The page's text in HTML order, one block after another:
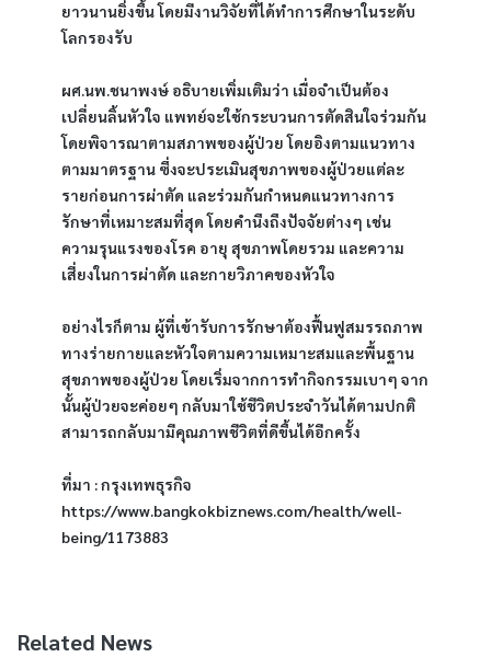
ยาวนานยิ่งขึ้น โดยมีงานวิจัยที่ได้ทำการศึกษาในระดับ
โลกรองรับ
ผศ.นพ.ชนาพงษ์ อธิบายเพิ่มเติมว่า เมื่อจำเป็นต้อง
เปลี่ยนลิ้นหัวใจ แพทย์จะใช้กระบวนการตัดสินใจร่วมกัน
โดยพิจารณาตามสภาพของผู้ป่วย โดยอิงตามแนวทาง
ตามมาตรฐาน ซึ่งจะประเมินสุขภาพของผู้ป่วยแต่ละ
รายก่อนการผ่าตัด และร่วมกันกำหนดแนวทางการ
รักษาที่เหมาะสมที่สุด โดยคำนึงถึงปัจจัยต่างๆ เช่น
ความรุนแรงของโรค อายุ สุขภาพโดยรวม และความ
เสี่ยงในการผ่าตัด และกายวิภาคของหัวใจ
อย่างไรก็ตาม ผู้ที่เข้ารับการรักษาต้องฟื้นฟูสมรรถภาพ
ทางร่ายกายและหัวใจตามความเหมาะสมและพื้นฐาน
สุขภาพของผู้ป่วย โดยเริ่มจากการทำกิจกรรมเบาๆ จาก
นั้นผู้ป่วยจะค่อยๆ กลับมาใช้ชีวิตประจำวันได้ตามปกติ
สามารถกลับมามีคุณภาพชีวิตที่ดีขึ้นได้อีกครั้ง
ที่มา : กรุงเทพธุรกิจ
https://www.bangkokbiznews.com/health/well-
being/1173883
Related News